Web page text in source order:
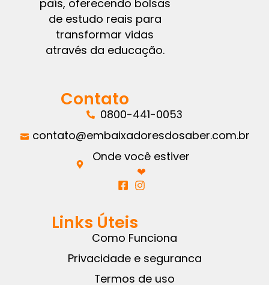
país, oferecendo bolsas
de estudo reais para
transformar vidas
através da educação.
Contato
0800-441-0053
contato@embaixadoresdosaber.com.br
Onde você estiver
❤︎
Links Úteis
Como Funciona
Privacidade e seguranca
Termos de uso